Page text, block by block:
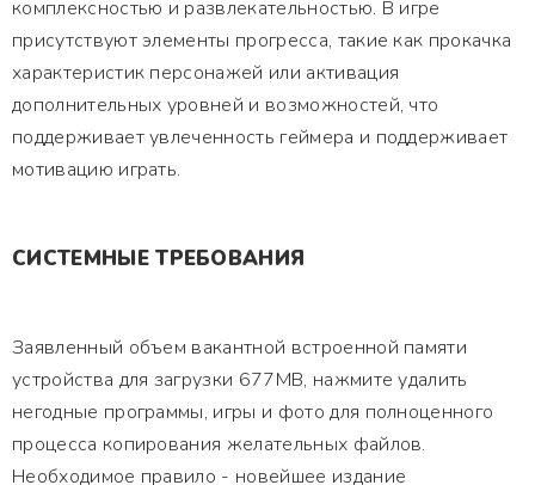
комплексностью и развлекательностью. В игре
присутствуют элементы прогресса, такие как прокачка
характеристик персонажей или активация
дополнительных уровней и возможностей, что
поддерживает увлеченность геймера и поддерживает
мотивацию играть.
СИСТЕМНЫЕ ТРЕБОВАНИЯ
Заявленный объем вакантной встроенной памяти
устройства для загрузки 677MB, нажмите удалить
негодные программы, игры и фото для полноценного
процесса копирования желательных файлов.
Необходимое правило - новейшее издание